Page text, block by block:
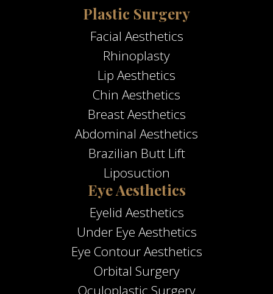
Plastic Surgery
Facial Aesthetics
Rhinoplasty
Lip Aesthetics
Chin Aesthetics
Breast Aesthetics
Abdominal Aesthetics
Brazilian Butt Lift
Liposuction
Eye Aesthetics
Eyelid Aesthetics
Under Eye Aesthetics
Eye Contour Aesthetics
Orbital Surgery
Oculoplastic Surgery